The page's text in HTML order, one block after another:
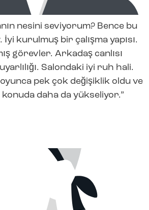
nesini seviyorum? Bence bu
kurulmuş bir çalışma yapısı.
görevler. Arkadaş canlısı
Salondaki iyi ruh hali.
pek çok değişiklik oldu ve
daha da yükseliyor.”